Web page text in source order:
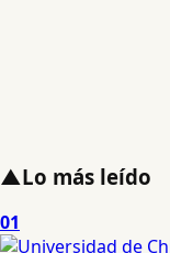
▲Lo más leído
01